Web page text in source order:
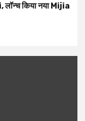
लॉन्च किया नया Mijia